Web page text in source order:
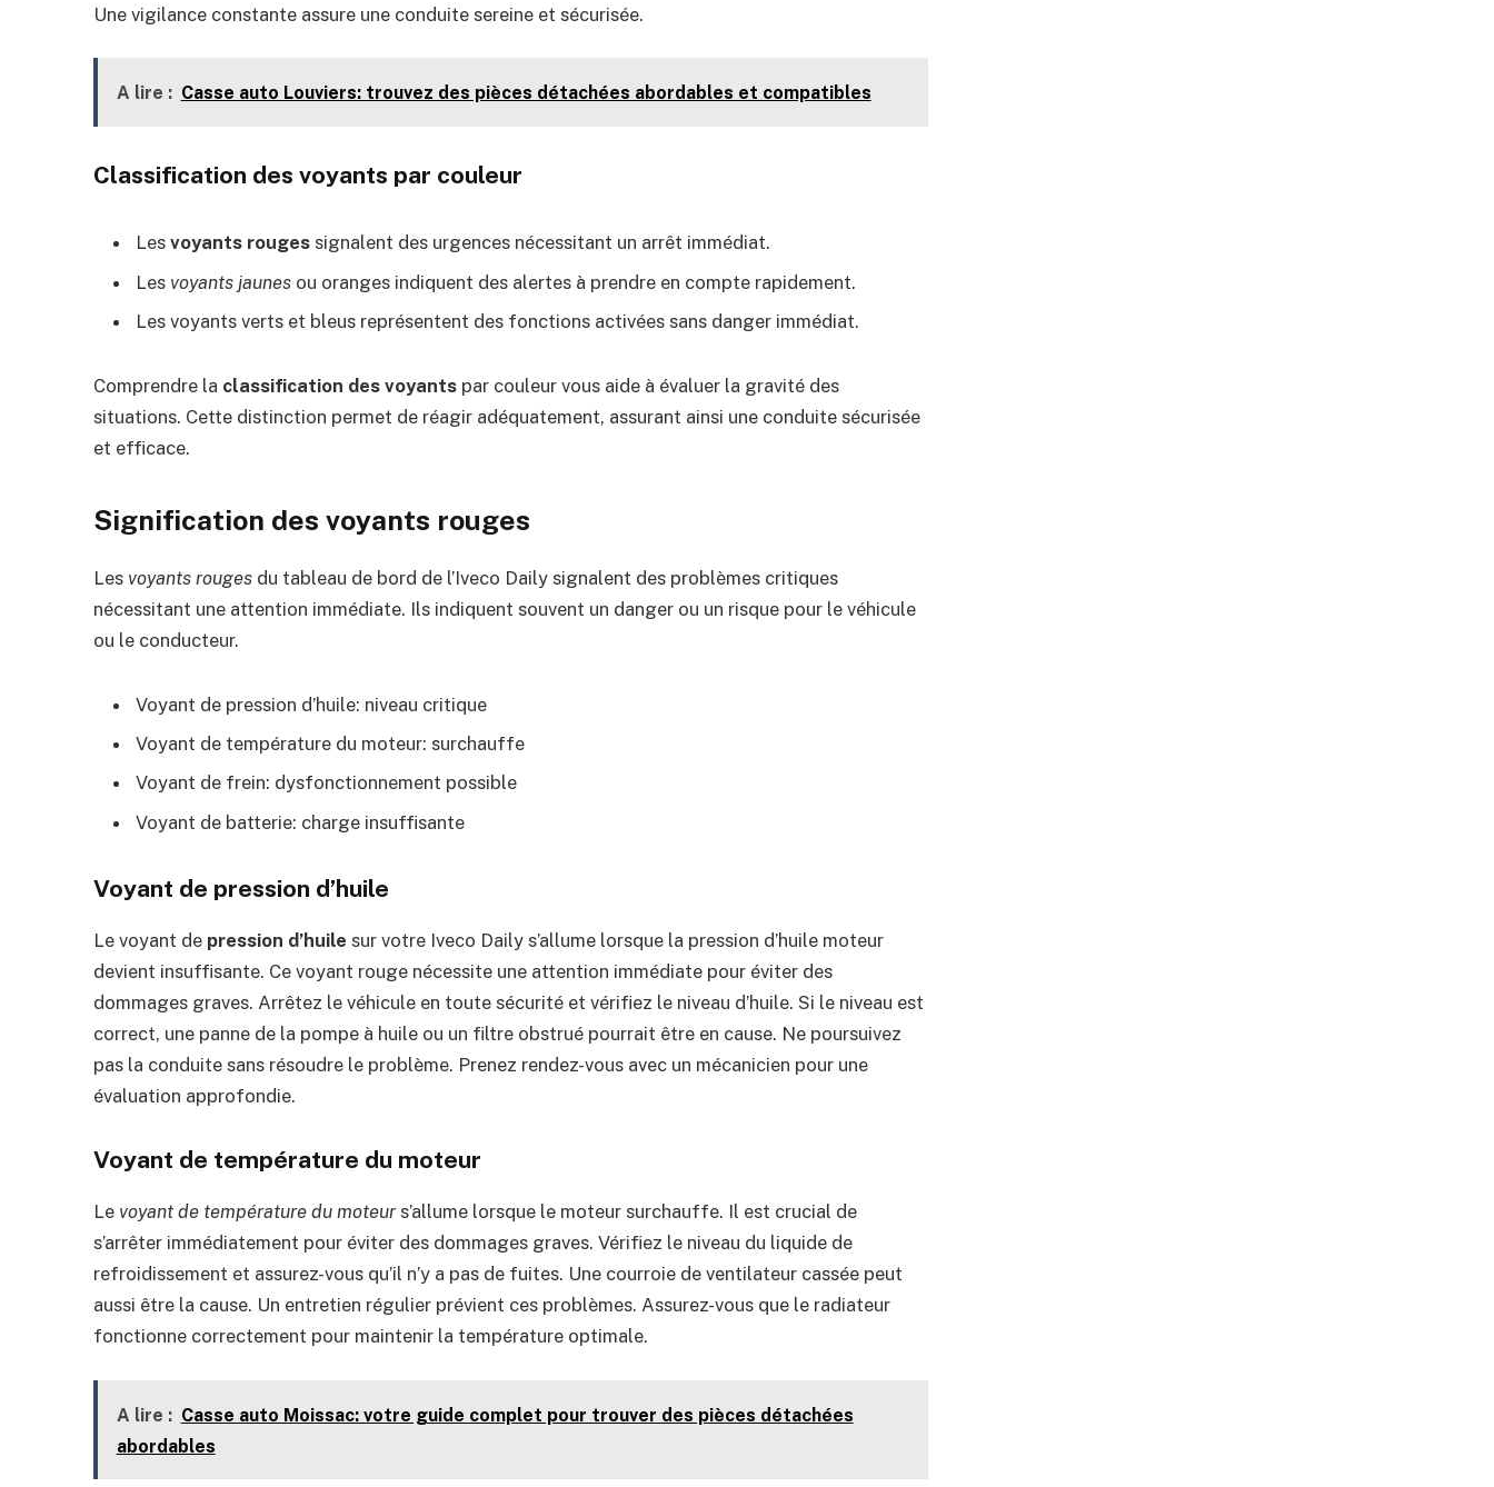
Une vigilance constante assure une conduite sereine et sécurisée.
A lire : Casse auto Louviers: trouvez des pièces détachées abordables et compatibles
Classification des voyants par couleur
Lesvoyants rouges signalent des urgences nécessitant un arrêt immédiat.
Les voyants jaunes ou oranges indiquent des alertes à prendre en compte rapidement.
Les voyants verts et bleus représentent des fonctions activées sans danger immédiat.
Comprendre la classification des voyants par couleur vous aide à évaluer la gravité des
situations. Cette distinction permet de réagir adéquatement, assurant ainsi une conduite sécurisée
et efficace.
Signification des voyants rouges
Les voyants rouges du tableau de bord de l’Iveco Daily signalent des problèmes critiques
nécessitant une attention immédiate. Ils indiquent souvent un danger ou un risque pour le véhicule
ou le conducteur.
Voyant de pression d’huile: niveau critique
Voyant de température du moteur: surchauffe
Voyant de frein: dysfonctionnement possible
Voyant de batterie: charge insuffisante
Voyant de pression d’huile
Le voyant de pression d’huile sur votre Iveco Daily s’allume lorsque la pression d’huile moteur
devient insuffisante. Ce voyant rouge nécessite une attention immédiate pour éviter des
dommages graves. Arrêtez le véhicule en toute sécurité et vérifiez le niveau d’huile. Si le niveau est
correct, une panne de la pompe à huile ou un filtre obstrué pourrait être en cause. Ne poursuivez
pas la conduite sans résoudre le problème. Prenez rendez-vous avec un mécanicien pour une
évaluation approfondie.
Voyant de température du moteur
Le voyant de température du moteurs’allume lorsque le moteur surchauffe. Il est crucial de
s’arrêter immédiatement pour éviter des dommages graves. Vérifiez le niveau du liquide de
refroidissement et assurez-vous qu’il n’y a pas de fuites. Une courroie de ventilateur cassée peut
aussi être la cause. Un entretien régulier prévient ces problèmes. Assurez-vous que le radiateur
fonctionne correctement pour maintenir la température optimale.
A lire : Casse auto Moissac: votre guide complet pour trouver des pièces détachées
abordables